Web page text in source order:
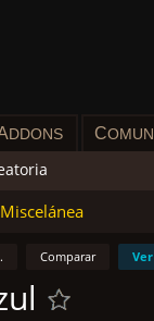
DDONS C
Miscelánea
Comparar